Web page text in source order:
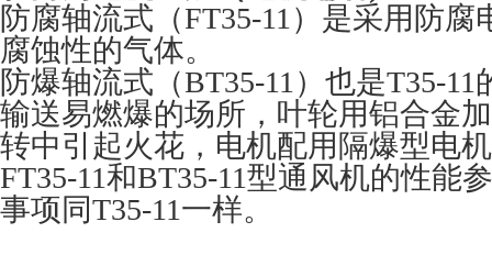
防腐轴流式（FT35-11）是采用防腐
腐蚀性的气体。
防爆轴流式（BT35-11）也是T35-
输送易燃爆的场所，叶轮用铝合金
转中引起火花，电机配用隔爆型电
FT35-11和BT35-11型通风机的性能
事项同T35-11一样。